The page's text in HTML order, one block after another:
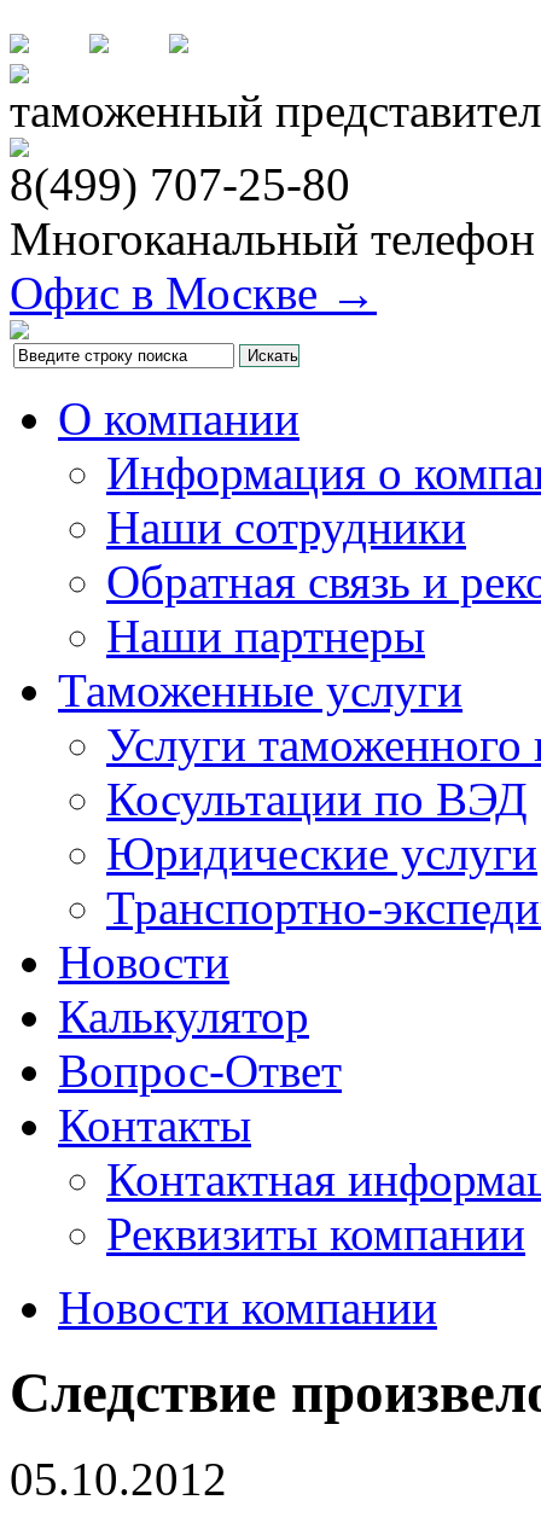
таможенный
8(499) 707-25-80
Многоканальный
Офис в Москве →
О компании
Информация о
Наши сотрудники
Обратная связь и
Наши партнеры
Таможенные услуги
Услуги таможенного
Косультации по ВЭД
Юридические услуги
Транспортно-
Новости
Калькулятор
Вопрос-Ответ
Контакты
Контактная
Реквизиты компании
Новости компании
Следствие
05.10.2012